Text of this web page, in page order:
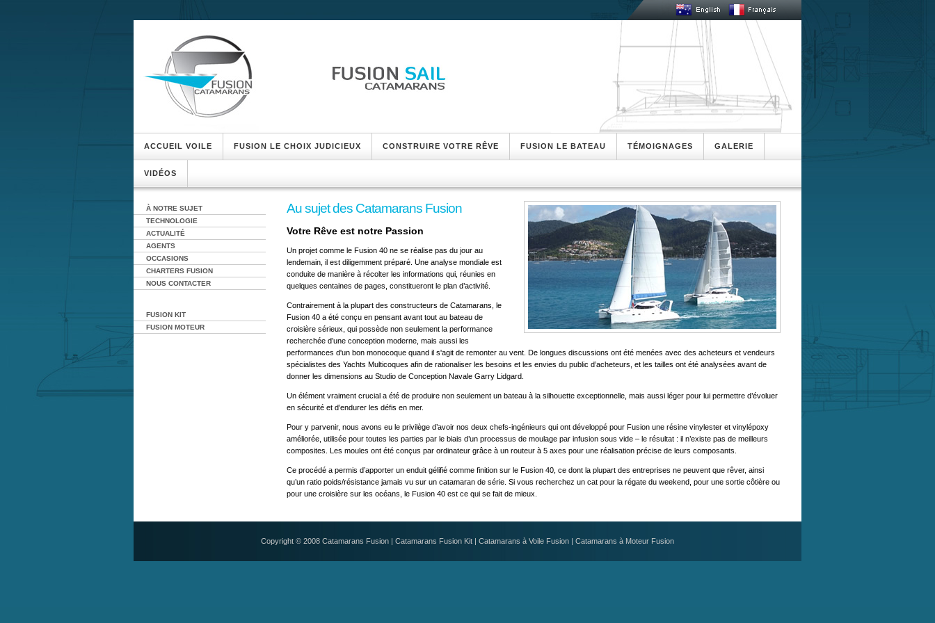
ACCUEIL VOILE FUSION LE CHOIX JUDICIEUX CONSTRUIRE VOTRE RÊVE FUSION LE BATEAU TÉMOIGNAGES GALERIE
VIDÉOS
À NOTRE SUJET
TECHNOLOGIE
ACTUALITÉ
AGENTS
OCCASIONS
CHARTERS FUSION
NOUS CONTACTER
FUSION KIT
FUSION MOTEUR
Au sujet des Catamarans Fusion
Votre Rêve est notre Passion
Un projet comme le Fusion 40 ne se réalise pas du jour au
lendemain, il est diligemment préparé. Une analyse mondiale est
conduite de manière à récolter les informations qui, réunies en
quelques centaines de pages, constitueront le plan d’activité.
Contrairement à la plupart des constructeurs de Catamarans, le
Fusion 40 a été conçu en pensant avant tout au bateau de
croisière sérieux, qui possède non seulement la performance
recherchée d’une conception moderne, mais aussi les
performances d'un bon monocoque quand il s'agit de remonter au vent. De longues discussions ont été menées avec des acheteurs et vendeurs
spécialistes des Yachts Multicoques afin de rationaliser les besoins et les envies du public d’acheteurs, et les tailles ont été analysées avant de
donner les dimensions au Studio de Conception Navale Garry Lidgard.
Un élément vraiment crucial a été de produire non seulement un bateau à la silhouette exceptionnelle, mais aussi léger pour lui permettre d’évoluer
en sécurité et d’endurer les défis en mer.
Pour y parvenir, nous avons eu le privilège d’avoir nos deux chefs-ingénieurs qui ont développé pour Fusion une résine vinylester et vinylépoxy
améliorée, utilisée pour toutes les parties par le biais d’un processus de moulage par infusion sous vide – le résultat : il n’existe pas de meilleurs
composites. Les moules ont été conçus par ordinateur grâce à un routeur à 5 axes pour une réalisation précise de leurs composants.
Ce procédé a permis d’apporter un enduit gélifié comme finition sur le Fusion 40, ce dont la plupart des entreprises ne peuvent que rêver, ainsi
qu’un ratio poids/résistance jamais vu sur un catamaran de série. Si vous recherchez un cat pour la régate du weekend, pour une sortie côtière ou
pour une croisière sur les océans, le Fusion 40 est ce qui se fait de mieux.
Copyright © 2008 Catamarans Fusion | Catamarans Fusion Kit | Catamarans à Voile Fusion | Catamarans à Moteur Fusion